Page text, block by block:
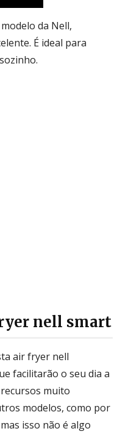
da Nell,
É ideal para
nell smart
air fryer nell
facilitarão o seu dia a
muito
modelos, como por
isso não é algo